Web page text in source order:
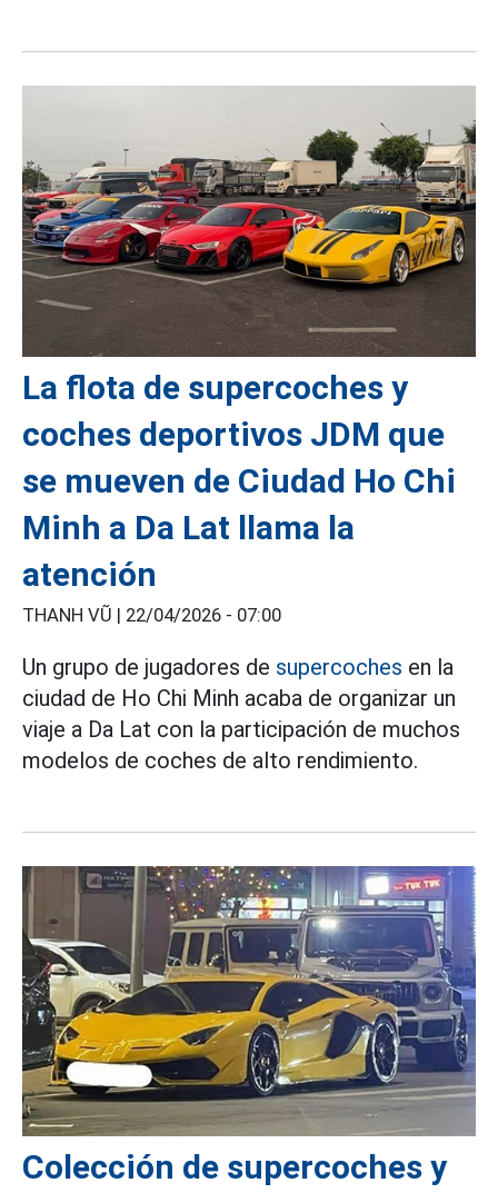
La flota de supercoches y
coches deportivos JDM que
se mueven de Ciudad Ho Chi
Minh a Da Lat llama la
atención
THANH VŨ | 22/04/2026 - 07:00
Un grupo de jugadores de supercoches en la
ciudad de Ho Chi Minh acaba de organizar un
viaje a Da Lat con la participación de muchos
modelos de coches de alto rendimiento.
Colección de supercoches y